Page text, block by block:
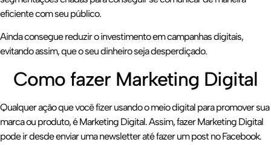
eficiente com seu público.
Ainda consegue reduzir o investimento em campanhas digitais,
evitando assim, que o seu dinheiro seja desperdiçado.
Como fazer Marketing Digital
Qualquer ação que você fizer usando o meio digital para promover sua
marca ou produto, é Marketing Digital. Assim, fazer Marketing Digital
pode ir desde enviar uma newsletter até fazer um post no Facebook.